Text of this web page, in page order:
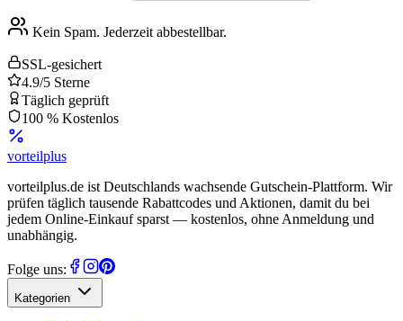
Kein Spam. Jederzeit abbestellbar.
SSL-gesichert
4.9/5 Sterne
Täglich geprüft
100 % Kostenlos
vorteilplus
vorteilplus.de ist Deutschlands wachsende Gutschein-Plattform. Wir
prüfen täglich tausende Rabattcodes und Aktionen, damit du bei
jedem Online-Einkauf sparst — kostenlos, ohne Anmeldung und
unabhängig.
Folge uns:
Kategorien